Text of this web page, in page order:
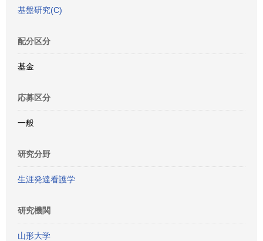
基盤研究(C)
配分区分
基金
応募区分
一般
研究分野
生涯発達看護学
研究機関
山形大学